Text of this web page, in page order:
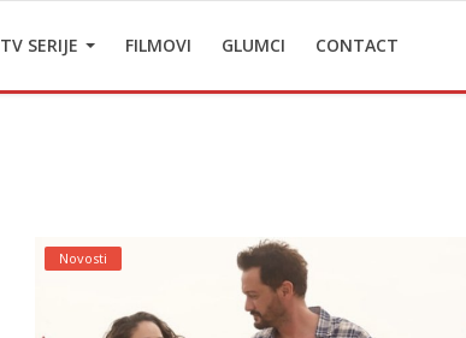
TV SERIJE FILMOVI GLUMCI CONTACT
Novosti